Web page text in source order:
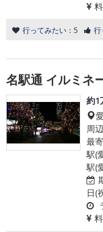
行ってみたい： 5 行
名駅通 イルミネ
約1
周辺
最
駅(
駅(
日(